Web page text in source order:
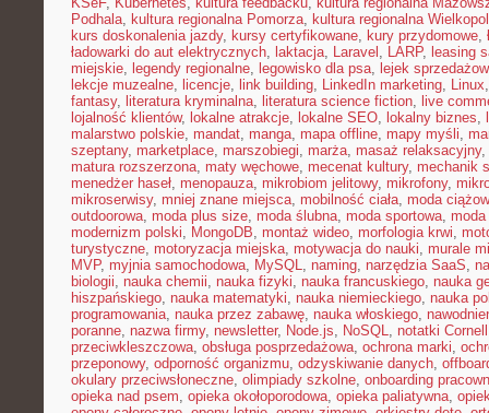
Podhala, kultura regionalna Pomorza, kultura regionalna
kurs doskonalenia jazdy, kursy certyfikowane, kury przydomowe,
ładowarki do aut elektrycznych, laktacja, Laravel , LARP, leasing
miejskie, legendy regionalne, legowisko dla psa, lejek
lekcje muzealne, licencje, link building, LinkedIn marketing, Linux
fantasy, literatura kryminalna, literatura science fiction, live
lojalność klientów, lokalne atrakcje, lokalne SEO, lokalny biznes,
malarstwo polskie, mandat, manga, mapa offline, mapy myśli,
szeptany, marketplace, marszobiegi, marża, masaż relaksacyjny,
matura rozszerzona, maty węchowe, mecenat kultury, mechanik
menedżer haseł, menopauza, mikrobiom jelitowy, mikrofony,
mikroserwisy, mniej znane miejsca, mobilność ciała, moda
outdoorowa, moda plus size, moda ślubna, moda sportowa,
modernizm polski, MongoDB, montaż wideo, morfologia krwi,
turystyczne, motoryzacja miejska, motywacja do nauki, murale
MVP, myjnia samochodowa, MySQL, naming, narzędzia SaaS,
biologii, nauka chemii, nauka fizyki, nauka francuskiego, nauka
hiszpańskiego, nauka matematyki, nauka niemieckiego, nauka
programowania, nauka przez zabawę, nauka włoskiego,
poranne, nazwa firmy, newsletter, Node.js, NoSQL, notatki Cornell
przeciwkleszczowa, obsługa posprzedażowa, ochrona marki,
przeponowy, odporność organizmu, odzyskiwanie danych,
okulary przeciwsłoneczne, olimpiady szkolne, onboarding
opieka nad psem, opieka okołoporodowa, opieka paliatywna,